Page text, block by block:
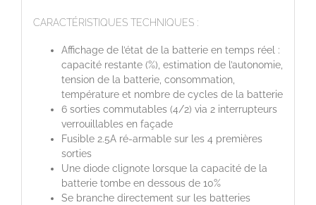
CARACTÉRISTIQUES TECHNIQUES :
Affichage de l’état de la batterie en temps réel :
capacité restante (%), estimation de l’autonomie,
tension de la batterie, consommation,
température et nombre de cycles de la batterie
6 sorties commutables (4/2) via 2 interrupteurs
verrouillables en façade
Fusible 2.5A ré-armable sur les 4 premières
sorties
Une diode clignote lorsque la capacité de la
batterie tombe en dessous de 10%
Se branche directement sur les batteries